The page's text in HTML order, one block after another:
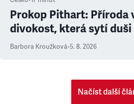
Prokop Pithart: Příroda
divokost, která sytí duši
Barbora Kroužková•5. 8. 2026
Načíst další